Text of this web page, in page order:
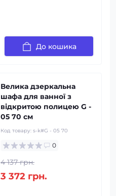
До кошика
Велика дзеркальна
шафа для ванної з
відкритою полицею G -
05 70 см
Код товару: s-k#G - 05 70
0
4 137 грн.
3 372 грн.